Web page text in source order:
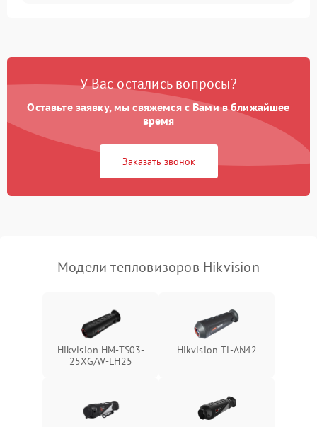
Проблемы с объективом
У Вас остались вопросы?
Оставьте заявку, мы свяжемся с Вами в ближайшее
время
Заказать звонок
Модели тепловизоров Hikvision
Hikvision HM-TS03-
25XG/W-LH25
Hikvision Ti-AN42